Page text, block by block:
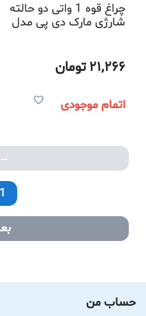
چراغ قوه 1 واتی دو حالته
شارژی مارک دی پی مدل
21,266تومان
اتمام موجودی
1
حساب من